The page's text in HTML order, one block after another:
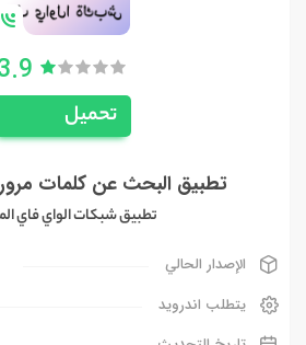
تحميل
تطبيق البحث عن كلمات مرور WI-FI حولك
تطبيق شبكات الواي فاي
الإصدار الحالي
يتطلب اندرويد